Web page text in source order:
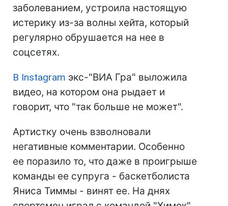
заболеванием, устроила настоящую
истерику из-за волны хейта, который
регулярно обрушается на нее в
соцсетях.
В Instagram экс-"ВИА Гра" выложила
видео, на котором она рыдает и
говорит, что "так больше не может".
Артистку очень взволновали
негативные комментарии. Особенно
ее поразило то, что даже в проигрыше
команды ее супруга - баскетболиста
Яниса Тиммы - винят ее. На днях